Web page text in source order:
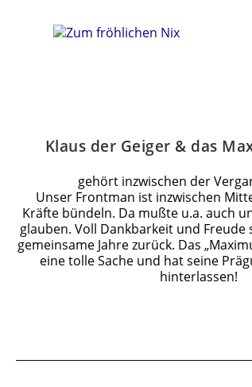
Klaus der Geiger & das
gehört inzwischen der
Unser Frontman ist inzwischen
Kräfte bündeln. Da mußte u.a. auch
glauben. Voll Dankbarkeit und Freude
gemeinsame Jahre zurück. Das
eine tolle Sache und hat seine
hinterlassen!